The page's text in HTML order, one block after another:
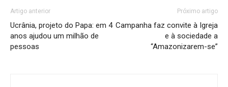
Artigo anterior
Ucrânia, projeto do Papa: em 4
anos ajudou um milhão de
pessoas
Próximo artigo
Campanha faz convite à Igreja
e à sociedade a
“Amazonizarem-se”